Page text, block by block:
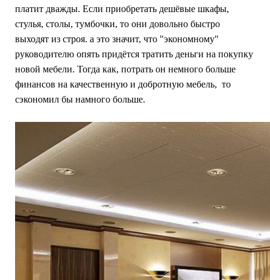
платит дважды. Если приобретать дешёвые шкафы,
стулья, столы, тумбочки, то они довольно быстро
выходят из строя. а это значит, что "экономному"
руководителю опять придётся тратить деньги на покупку
новой мебели. Тогда как, потрать он немного больше
финансов на качественную и добротную мебель, то
сэкономил бы намного больше.